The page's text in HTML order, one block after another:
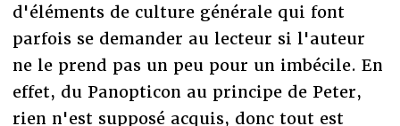
d'éléments de culture générale qui font
parfois se demander au lecteur si l'auteur
ne le prend pas un peu pour un imbécile. En
effet, du Panopticon au principe de Peter,
rien n'est supposé acquis, donc tout est